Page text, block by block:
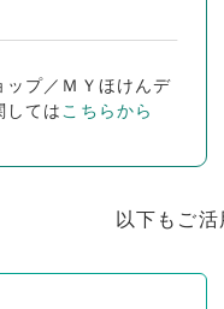
ップ／ＭＹほけんデ
しては こちらから
以下もご